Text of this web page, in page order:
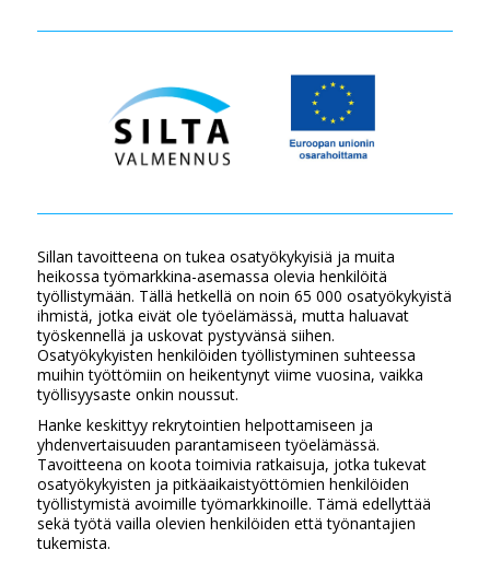
Sillan tavoitteena on tukea osatyökykyisiä ja muita
heikossa työmarkkina-asemassa olevia henkilöitä
työllistymään. Tällä hetkellä on noin 65 000 osatyökykyistä
ihmistä, jotka eivät ole työelämässä, mutta haluavat
työskennellä ja uskovat pystyvänsä siihen.
Osatyökykyisten henkilöiden työllistyminen suhteessa
muihin työttömiin on heikentynyt viime vuosina, vaikka
työllisyysaste onkin noussut.
Hanke keskittyy rekrytointien helpottamiseen ja
yhdenvertaisuuden parantamiseen työelämässä.
Tavoitteena on koota toimivia ratkaisuja, jotka tukevat
osatyökykyisten ja pitkäaikaistyöttömien henkilöiden
työllistymistä avoimille työmarkkinoille. Tämä edellyttää
sekä työtä vailla olevien henkilöiden että työnantajien
tukemista.